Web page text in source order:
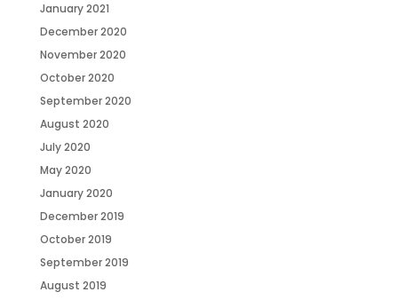
January 2021
December 2020
November 2020
October 2020
September 2020
August 2020
July 2020
May 2020
January 2020
December 2019
October 2019
September 2019
August 2019